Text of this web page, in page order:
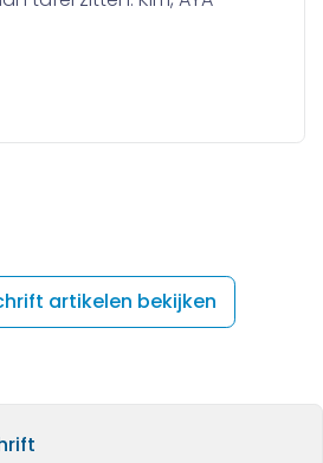
artikelen bekijken